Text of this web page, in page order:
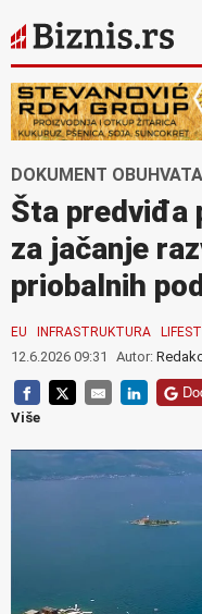
DOKUMENT
Šta predviđa
za jačanje
priobalnih
EU INFRASTRUKTURA
12.6.2026 09:31 Autor:
Više